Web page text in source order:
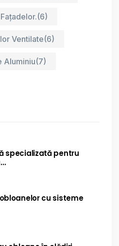
(6)
Ventilate(6)
Aluminiu(7)
specializată pentru
cu sisteme